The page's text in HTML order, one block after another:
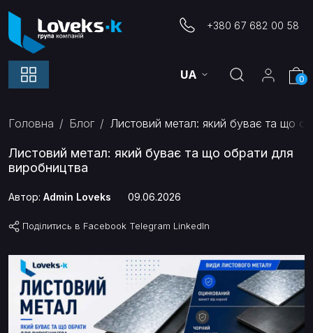
+380 67 682 00 58
UA 0
Головна Блог Листовий метал: який буває та що
Листовий метал: який буває та що обрати для
виробництва
Автор: Admin Loveks 09.06.2026
Поділитись в Facebook Telegram LinkedIn